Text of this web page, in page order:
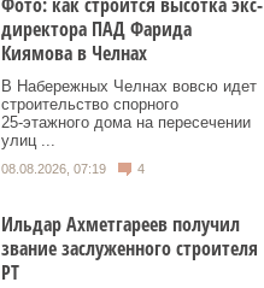
директора ПАД Фарида
Киямова в Челнах
В Набережных Челнах вовсю идет
строительство спорного
25‑этажного дома на пересечении
улиц ...
08.08.2026, 07:19 4
Ильдар Ахметгареев получил
звание заслуженного строителя
РТ